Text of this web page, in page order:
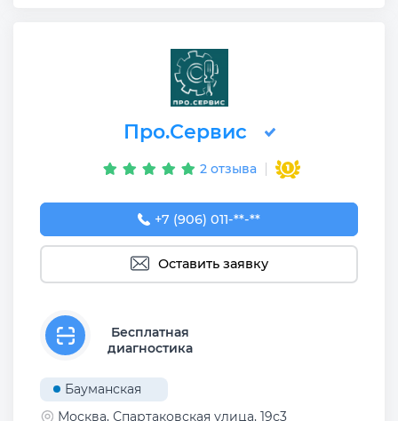
Про.Сервис
2 отзыва
+7 (906) 011-11-90
+7 (906) 011-**-**
Оставить заявку
Бесплатная
диагностика
Бауманская
Москва, Спартаковская улица, 19с3